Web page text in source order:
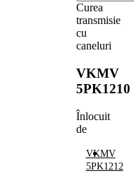
Curea
transmisie
cu
caneluri
VKMV
5PK1210
Înlocuit
de
VKMV
5PK1212